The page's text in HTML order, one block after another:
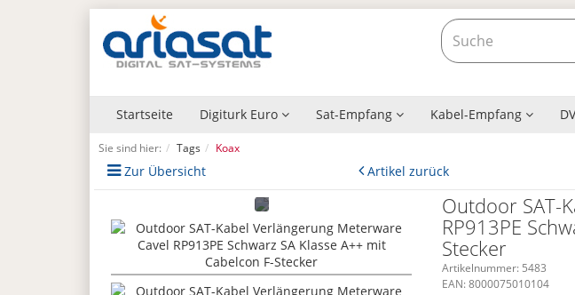
Startseite Digiturk Euro Sat-Empfang Kabel-Empfang
Sie sind hier: Tags Koax
Zur Übersicht Artikel zurück
Outdoor SAT-
RP913PE
Stecker
Artikelnummer: 5483
EAN:8000075010104